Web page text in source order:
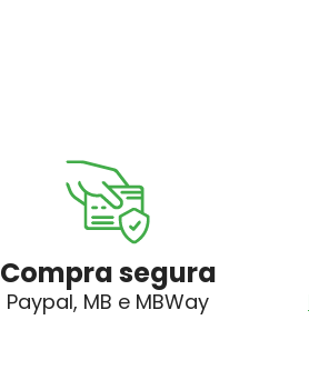
Compra segura
Paypal, MB e MBWay